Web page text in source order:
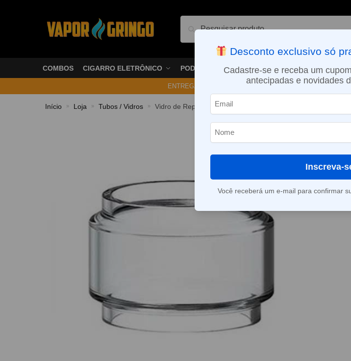
Pesquisar
COMBOS CIGARRO ELETRÔNICO PODS VAPORIZADOR DE ERVAS E-
ENTREGA NO MESMO DIA EM SÃO PAULO (SEG A SEX):
Início » Loja » Tubos / Vidros » Vidro de Reposição Bubble 4ml – Pen 22 Light Edition – Smok
Desconto exclusivo só
Cadastre-se e receba um
antecipadas e novidades
Inscreva-
Você receberá um e-mail para confirmar